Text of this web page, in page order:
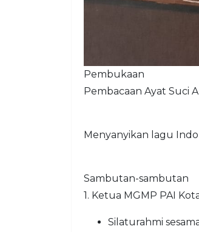
Pembukaan
Pembacaan Ayat Suci
Menyanyikan lagu
Sambutan-sambutan
1. Ketua MGMP PAI
Silaturahmi